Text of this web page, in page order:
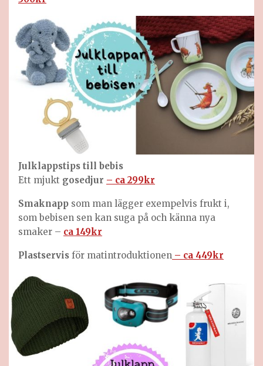
Julklappstips till bebis
Ett mjukt gosedjur – ca 299kr
Smaknapp som man lägger exempelvis frukt i,
som bebisen sen kan suga på och känna nya
smaker – ca 149kr
Plastservis för matintroduktionen – ca 449kr